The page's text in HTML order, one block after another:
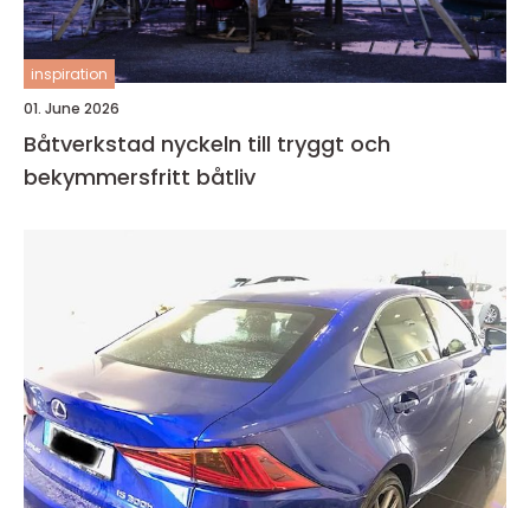
inspiration
01. June 2026
Båtverkstad nyckeln till tryggt och
bekymmersfritt båtliv